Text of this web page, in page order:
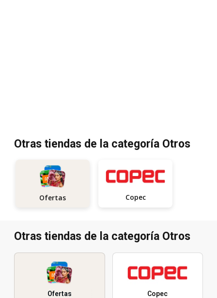
Otras tiendas de la categoría Otros
Ofertas Copec
Otras tiendas de la categoría Otros
Ofertas Copec